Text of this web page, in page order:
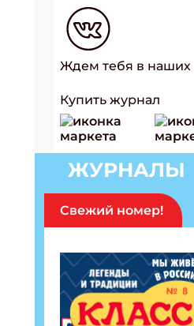
Ждем тебя в наших
Купить журнал
ЖУРНАЛЫ
Свежий номер!